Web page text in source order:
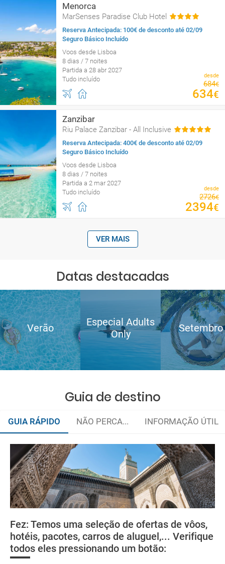
Menorca
MarSenses Paradise Club Hotel
Reserva Antecipada: 100€ de desconto até 02/09
Seguro Básico Incluído
Voos desde Lisboa
8 dias / 7 noites
Partida a 28 abr 2027
Tudo incluído
desde
684€
634€
Zanzibar
Riu Palace Zanzibar - All Inclusive
Reserva Antecipada: 400€ de desconto até 02/09
Seguro Básico Incluído
Voos desde Lisboa
8 dias / 7 noites
Partida a 2 mar 2027
Tudo incluído
desde
2726€
2394€
VER MAIS
Datas destacadas
Verão
Especial Adults
Only
Setembro
Guia de destino
GUIA RÁPIDO NÃO PERCA... INFORMAÇÃO ÚTIL
Fez: Temos uma seleção de ofertas de vôos,
hotéis, pacotes, carros de aluguel,... Verifique
todos eles pressionando um botão:
Tânger Casablanca Rabat
Gastronomia marroquina
Quando viajar?
Documentação e alfândegas
Como chegar?
Saúde e segurança
Onde ficar?
e-mail
deverá imprimi-la
low cost
suplemento extra